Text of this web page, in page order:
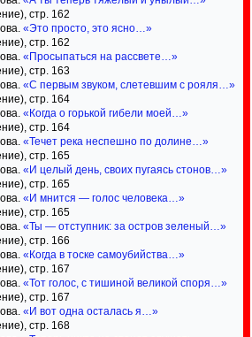
стр. 162
«Это просто, это ясно…»
стр. 162
«Просыпаться на рассвете…»
стр. 163
«С первым звуком, слетевшим с рояля…»
стр. 164
«Когда о горькой гибели моей…»
стр. 164
«Течет река неспешно по долине…»
стр. 165
«И целый день, своих пугаясь стонов…»
стр. 165
«И мнится — голос человека…»
стр. 165
«Ты — отступник: за остров зеленый…»
стр. 166
«Когда в тоске самоубийства…»
стр. 167
«Тот голос, с тишиной великой споря…»
стр. 167
«И вот одна осталась я…»
стр. 168